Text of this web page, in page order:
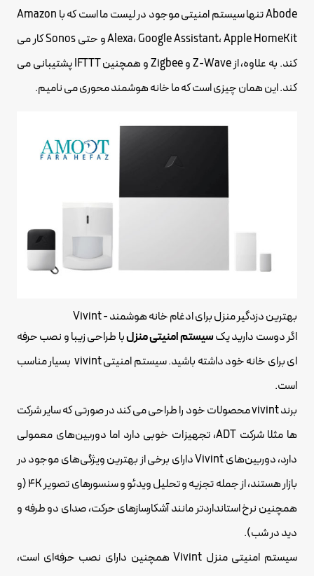
Abode تنها سیستم امنیتی موجود در لیست ما است که با Amazon
Alexa، Google Assistant، Apple HomeKit و حتی Sonos کار می
کند. به علاوه، از Z-Wave و Zigbee و همچنین IFTTT پشتیبانی می
کند. این همان چیزی است که ما خانه هوشمند محوری می نامیم.
بهترین دزدگیر منزل برای ادغام خانه هوشمند - Vivint
اگر دوست دارید یکسیستم امنیتی منزلبا طراحی زیبا و نصب حرفه
ای برای خانه خود داشته باشید. سیستم امنیتی vivint بسیار مناسب
است.
برند vivint محصولات خود را طراحی می کند در صورتی که سایر شرکت
ها مثلا شرکت ADT، تجهیزات خوبی دارد اما دوربین‌های معمولی
دارد، دوربین‌های Vivint دارای برخی از بهترین ویژگی‌های موجود در
بازار هستند، از جمله تجزیه و تحلیل ویدئو و سنسورهای تصویر 4K (و
همچنین نرخ استانداردتر مانند آشکارسازهای حرکت، صدای دو طرفه و
دید در شب).
سیستم امنیتی منزل Vivint همچنین دارای نصب حرفه‌ای است،